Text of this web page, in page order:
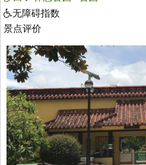
无障碍指数
景点评价